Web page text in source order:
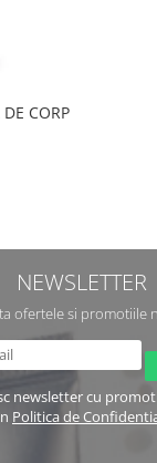
CORP
NEWSLETTER
ofertele si promotiile
newsletter cu
Politica de